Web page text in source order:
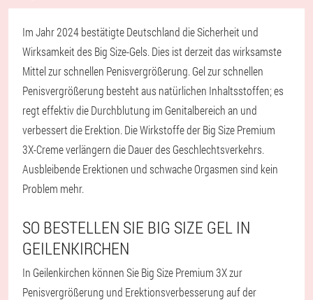
Im Jahr 2024 bestätigte Deutschland die Sicherheit und
Wirksamkeit des Big Size-Gels. Dies ist derzeit das wirksamste
Mittel zur schnellen Penisvergrößerung. Gel zur schnellen
Penisvergrößerung besteht aus natürlichen Inhaltsstoffen; es
regt effektiv die Durchblutung im Genitalbereich an und
verbessert die Erektion. Die Wirkstoffe der Big Size Premium
3X-Creme verlängern die Dauer des Geschlechtsverkehrs.
Ausbleibende Erektionen und schwache Orgasmen sind kein
Problem mehr.
SO BESTELLEN SIE BIG SIZE GEL IN
GEILENKIRCHEN
In Geilenkirchen können Sie Big Size Premium 3X zur
Penisvergrößerung und Erektionsverbesserung auf der